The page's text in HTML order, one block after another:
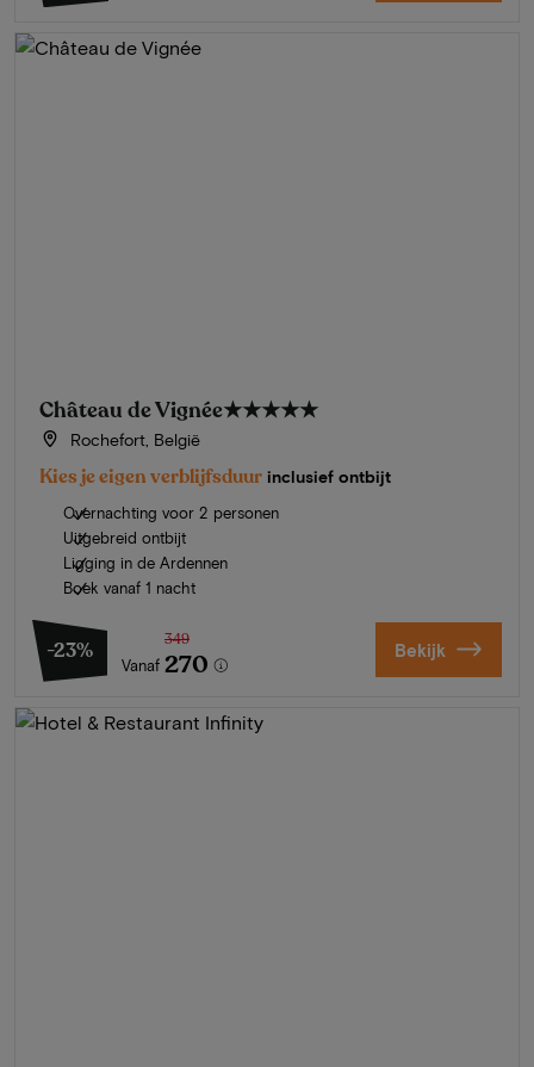
Château de Vignée★★★★★
Rochefort, België
Kies je eigen verblijfsduur inclusief ontbijt
Overnachting voor 2 personen
Uitgebreid ontbijt
Ligging in de Ardennen
Boek vanaf 1 nacht
-23%
Vanaf
349
270 Bekijk